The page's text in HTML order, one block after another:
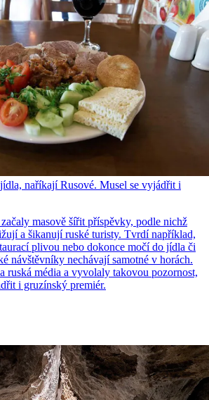
naříkají Rusové. Musel se vyjádřit i
masově šířit příspěvky, podle nichž
a šikanují ruské turisty. Tvrdí například,
plivou nebo dokonce močí do jídla či
návštěvníky nechávají samotné v horách.
ruská média a vyvolaly takovou pozornost,
i gruzínský premiér.